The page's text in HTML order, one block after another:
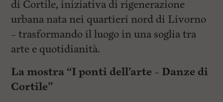
di Cortile, iniziativa di rigenerazione
urbana nata nei quartieri nord di Livorno
– trasformando il luogo in una soglia tra
arte e quotidianità.
La mostra “I ponti dell’arte – Danze di
Cortile”